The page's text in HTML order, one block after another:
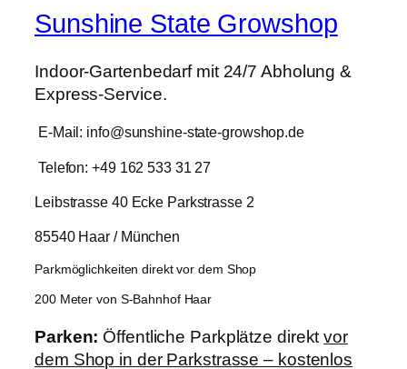
Sunshine State Growshop
Indoor-Gartenbedarf mit 24/7 Abholung &
Express-Service.
E-Mail: info@sunshine-state-growshop.de
Telefon: +49 162 533 31 27
Leibstrasse 40 Ecke Parkstrasse 2
85540 Haar / München
Parkmöglichkeiten direkt vor dem Shop
200 Meter von S-Bahnhof Haar
Parken: Öffentliche Parkplätze direktvor
dem Shop in der Parkstrasse – kostenlos